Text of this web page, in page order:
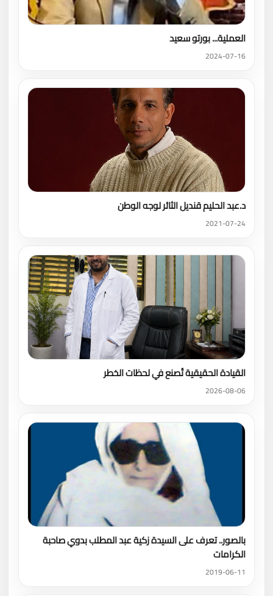
العملية... بورتو سعيد
2024-07-16
د.عبد الحليم قنديل الثائر لوجه الوطن
2021-07-24
القيادة الحقيقية تُصنع في لحظات الخطر
2026-08-06
بالصور.. تعرف على السيدة زكية عبد المطلب بدوي صاحبة
الكرامات
2019-06-11